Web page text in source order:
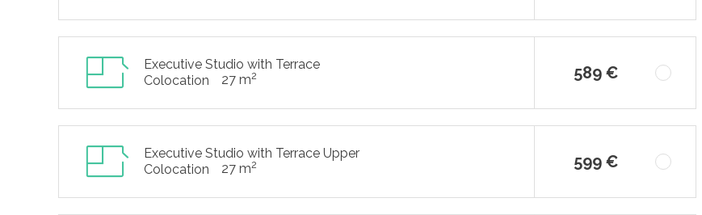
Executive Studio with Terrace
Colocation
27 m2 589 €
Executive Studio with Terrace Upper
Colocation
27 m2 599 €